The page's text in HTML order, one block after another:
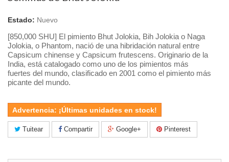
Estado: Nuevo
[850,000 SHU] El pimiento Bhut Jolokia, Bih Jolokia o Naga
Jolokia, o Phantom, nació de una hibridación natural entre
Capsicum chinense y Capsicum frutescens. Originario de la
India, está catalogado como uno de los pimientos más
fuertes del mundo, clasificado en 2001 como el pimiento más
picante del mundo.
Advertencia: ¡Últimas unidades en stock!
Tuitear Compartir Google+ Pinterest